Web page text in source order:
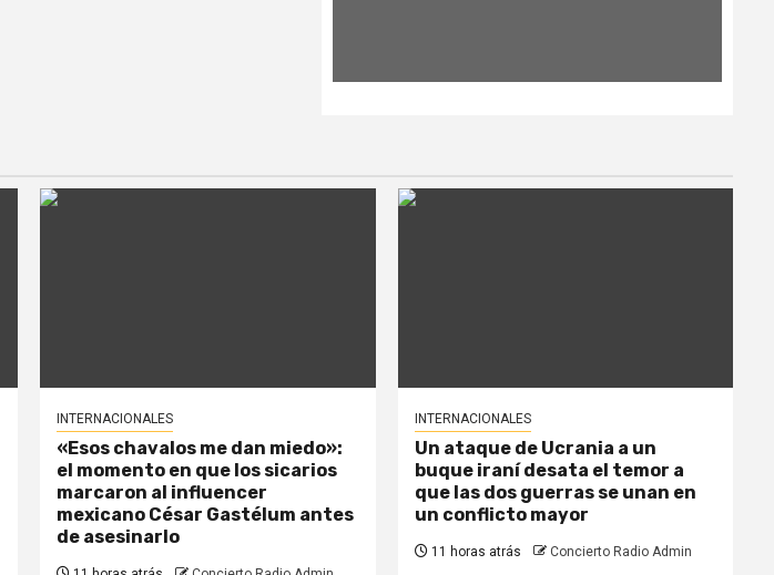
INTERNACIONALES
«Esos chavalos me dan miedo»:
el momento en que los sicarios
marcaron al influencer
mexicano César Gastélum antes
de asesinarlo
INTERNACIONALES
Un ataque de Ucrania a un
buque iraní desata el temor a
que las dos guerras se unan en
un conflicto mayor
11 horas atrás Concierto Radio Admin